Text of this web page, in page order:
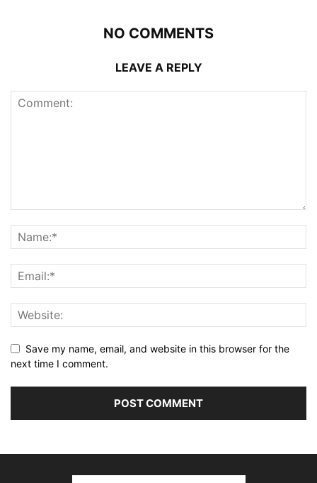
NO COMMENTS
LEAVE A REPLY
Save my name, email, and website in this browser for the
next time I comment.